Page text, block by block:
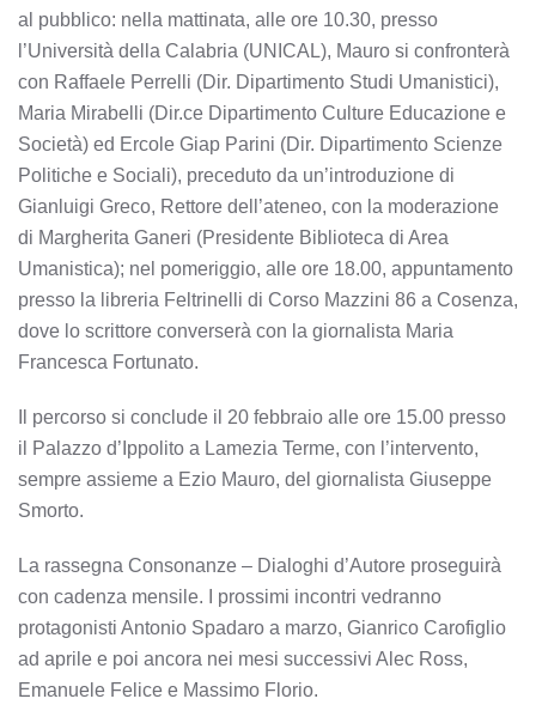
al pubblico: nella mattinata, alle ore 10.30, presso
l’Università della Calabria (UNICAL), Mauro si confronterà
con Raffaele Perrelli (Dir. Dipartimento Studi Umanistici),
Maria Mirabelli (Dir.ce Dipartimento Culture Educazione e
Società) ed Ercole Giap Parini (Dir. Dipartimento Scienze
Politiche e Sociali), preceduto da un’introduzione di
Gianluigi Greco, Rettore dell’ateneo, con la moderazione
di Margherita Ganeri (Presidente Biblioteca di Area
Umanistica); nel pomeriggio, alle ore 18.00, appuntamento
presso la libreria Feltrinelli di Corso Mazzini 86 a Cosenza,
dove lo scrittore converserà con la giornalista Maria
Francesca Fortunato.
Il percorso si conclude il 20 febbraio alle ore 15.00 presso
il Palazzo d’Ippolito a Lamezia Terme, con l’intervento,
sempre assieme a Ezio Mauro, del giornalista Giuseppe
Smorto.
La rassegna Consonanze – Dialoghi d’Autore proseguirà
con cadenza mensile. I prossimi incontri vedranno
protagonisti Antonio Spadaro a marzo, Gianrico Carofiglio
ad aprile e poi ancora nei mesi successivi Alec Ross,
Emanuele Felice e Massimo Florio.